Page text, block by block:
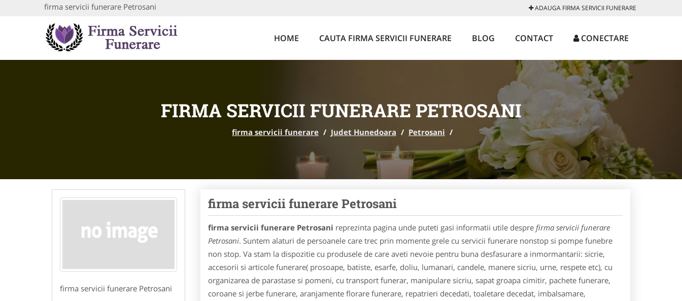
firma servicii funerare Petrosani ADAUGA FIRMA SERVICII FUNERARE
HOME CAUTA FIRMA SERVICII FUNERARE BLOG CONTACT CONECTARE
FIRMA SERVICII FUNERARE PETROSANI
firma servicii funerare / Judet Hunedoara / Petrosani /
firma servicii funerare Petrosani
firma servicii funerare Petrosani
firma servicii funerare Petrosani reprezinta pagina unde puteti gasi informatii utile despre firma servicii funerare
Petrosani. Suntem alaturi de persoanele care trec prin momente grele cu servicii funerare nonstop si pompe funebre
non stop. Va stam la dispozitie cu produsele de care aveti nevoie pentru buna desfasurare a inmormantarii: sicrie,
accesorii si articole funerare( prosoape, batiste, esarfe, doliu, lumanari, candele, manere sicriu, urne, respete etc), cu
organizarea de parastase si pomeni, cu transport funerar, manipulare sicriu, sapat groapa cimitir, pachete funerare,
coroane si jerbe funerare, aranjamente florare funerare, repatrieri decedati, toaletare decedat, imbalsamare,